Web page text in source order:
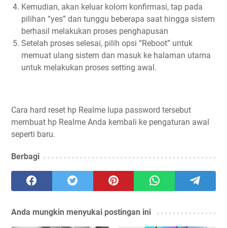
Kemudian, akan keluar kolom konfirmasi, tap pada
pilihan “yes” dan tunggu beberapa saat hingga sistem
berhasil melakukan proses penghapusan
Setelah proses selesai, pilih opsi “Reboot” untuk
memuat ulang sistem dan masuk ke halaman utama
untuk melakukan proses setting awal.
Cara hard reset hp Realme lupa password tersebut
membuat hp Realme Anda kembali ke pengaturan awal
seperti baru.
Berbagi
Anda mungkin menyukai postingan ini